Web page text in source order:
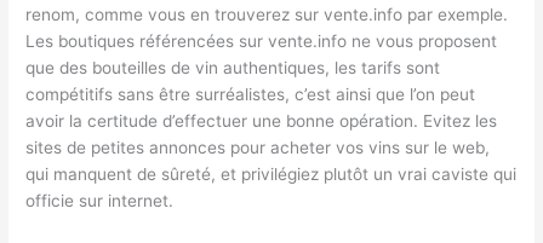
renom, comme vous en trouverez sur vente.info par exemple.
Les boutiques référencées sur vente.info ne vous proposent
que des bouteilles de vin authentiques, les tarifs sont
compétitifs sans être surréalistes, c’est ainsi que l’on peut
avoir la certitude d’effectuer une bonne opération. Evitez les
sites de petites annonces pour acheter vos vins sur le web,
qui manquent de sûreté, et privilégiez plutôt un vrai caviste qui
officie sur internet.